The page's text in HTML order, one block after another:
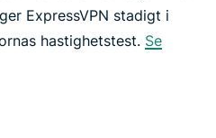
ExpressVPN stadigt i
hastighetstest. Se